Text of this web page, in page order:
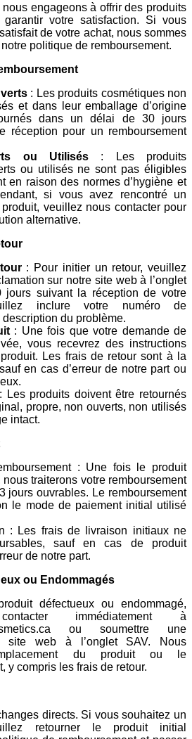
nous engageons à offrir des produits
votre satisfaction. Si vous
de votre achat, nous sommes
politique de remboursement.
: Les produits cosmétiques non
et dans leur emballage d’origine
dans un délai de 30 jours
réception pour un remboursement
ou Utilisés : Les produits
ou utilisés ne sont pas éligibles
en raison des normes d’hygiène et
si vous avez rencontré un
veuillez nous contacter pour
alternative.
: Pour initier un retour, veuillez
sur notre site web à l’onglet
jours suivant la réception de votre
inclure votre numéro de
du problème.
: Une fois que votre demande de
vous recevrez des instructions
Les frais de retour sont à la
en cas d’erreur de notre part ou
: Les produits doivent être retournés
propre, non ouverts, non utilisés
intact.
: Une fois le produit
nous traiterons votre remboursement
jours ouvrables. Le remboursement
le mode de paiement initial utilisé
: Les frais de livraison initiaux ne
sauf en cas de produit
de notre part.
ou Endommagés
défectueux ou endommagé,
immédiatement à
ou soumettre une
site web à l’onglet SAV. Nous
du produit ou le
y compris les frais de retour.
directs. Si vous souhaitez un
retourner le produit initial